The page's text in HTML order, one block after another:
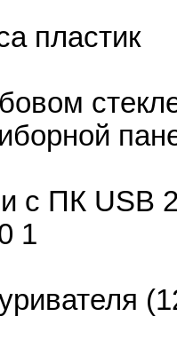
пластик
с ПК USB
1